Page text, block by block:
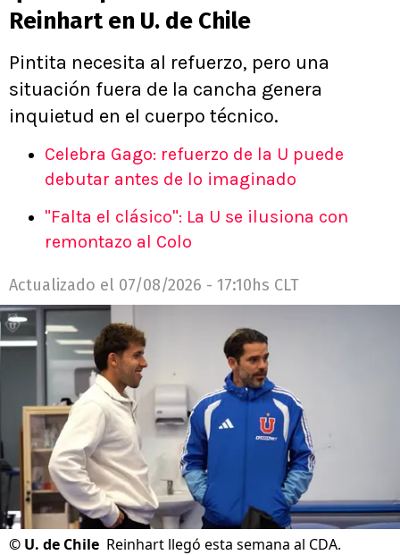
Reinhart en U. de Chile
Pintita necesita al refuerzo, pero una
situación fuera de la cancha genera
inquietud en el cuerpo técnico.
Celebra Gago: refuerzo de la U puede
debutar antes de lo imaginado
"Falta el clásico": La U se ilusiona con
remontazo al Colo
Actualizado el 07/08/2026 - 17:10hs CLT
© U. de Chile Reinhart llegó esta semana al CDA.